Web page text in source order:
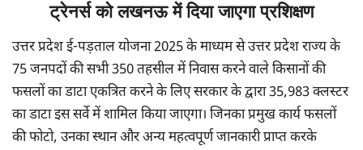
ट्रेनर्स को लखनऊ में दिया जाएगा प्रशिक्षण
उत्तर प्रदेश ई-पड़ताल योजना 2025 के माध्यम से उत्तर प्रदेश राज्य के
75 जनपदों की सभी 350 तहसील में निवास करने वाले किसानों की
फसलों का डाटा एकत्रित करने के लिए सरकार के द्वारा 35,983 क्लस्टर
का डाटा इस सर्वे में शामिल किया जाएगा। जिनका प्रमुख कार्य फसलों
की फोटो, उनका स्थान और अन्य महत्वपूर्ण जानकारी प्राप्त करके